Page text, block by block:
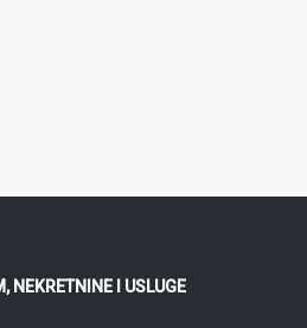
NEKRETNINE I USLUGE